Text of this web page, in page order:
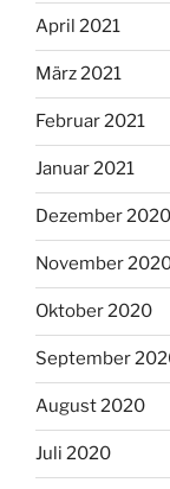
April 2021
März 2021
Februar 2021
Januar 2021
Dezember 2020
November
Oktober 2020
September
August 2020
Juli 2020